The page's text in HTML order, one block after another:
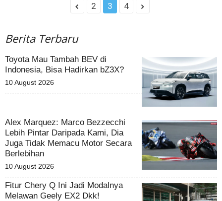
2 3 4
Berita Terbaru
Toyota Mau Tambah BEV di
Indonesia, Bisa Hadirkan bZ3X?
10 August 2026
Alex Marquez: Marco Bezzecchi
Lebih Pintar Daripada Kami, Dia
Juga Tidak Memacu Motor Secara
Berlebihan
10 August 2026
Fitur Chery Q Ini Jadi Modalnya
Melawan Geely EX2 Dkk!